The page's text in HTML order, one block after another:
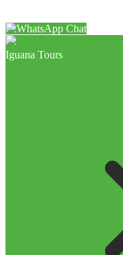
Chat
Iguana Tours